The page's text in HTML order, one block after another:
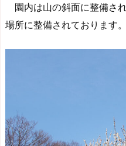
園内は山の斜面に整備さ
場所に整備されております。